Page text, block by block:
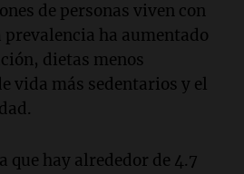
de personas viven con
prevalencia ha aumentado
dietas menos
vida más sedentarios y el
que hay alrededor de 4.7